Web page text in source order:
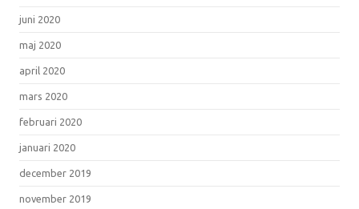
juni 2020
maj 2020
april 2020
mars 2020
februari 2020
januari 2020
december 2019
november 2019